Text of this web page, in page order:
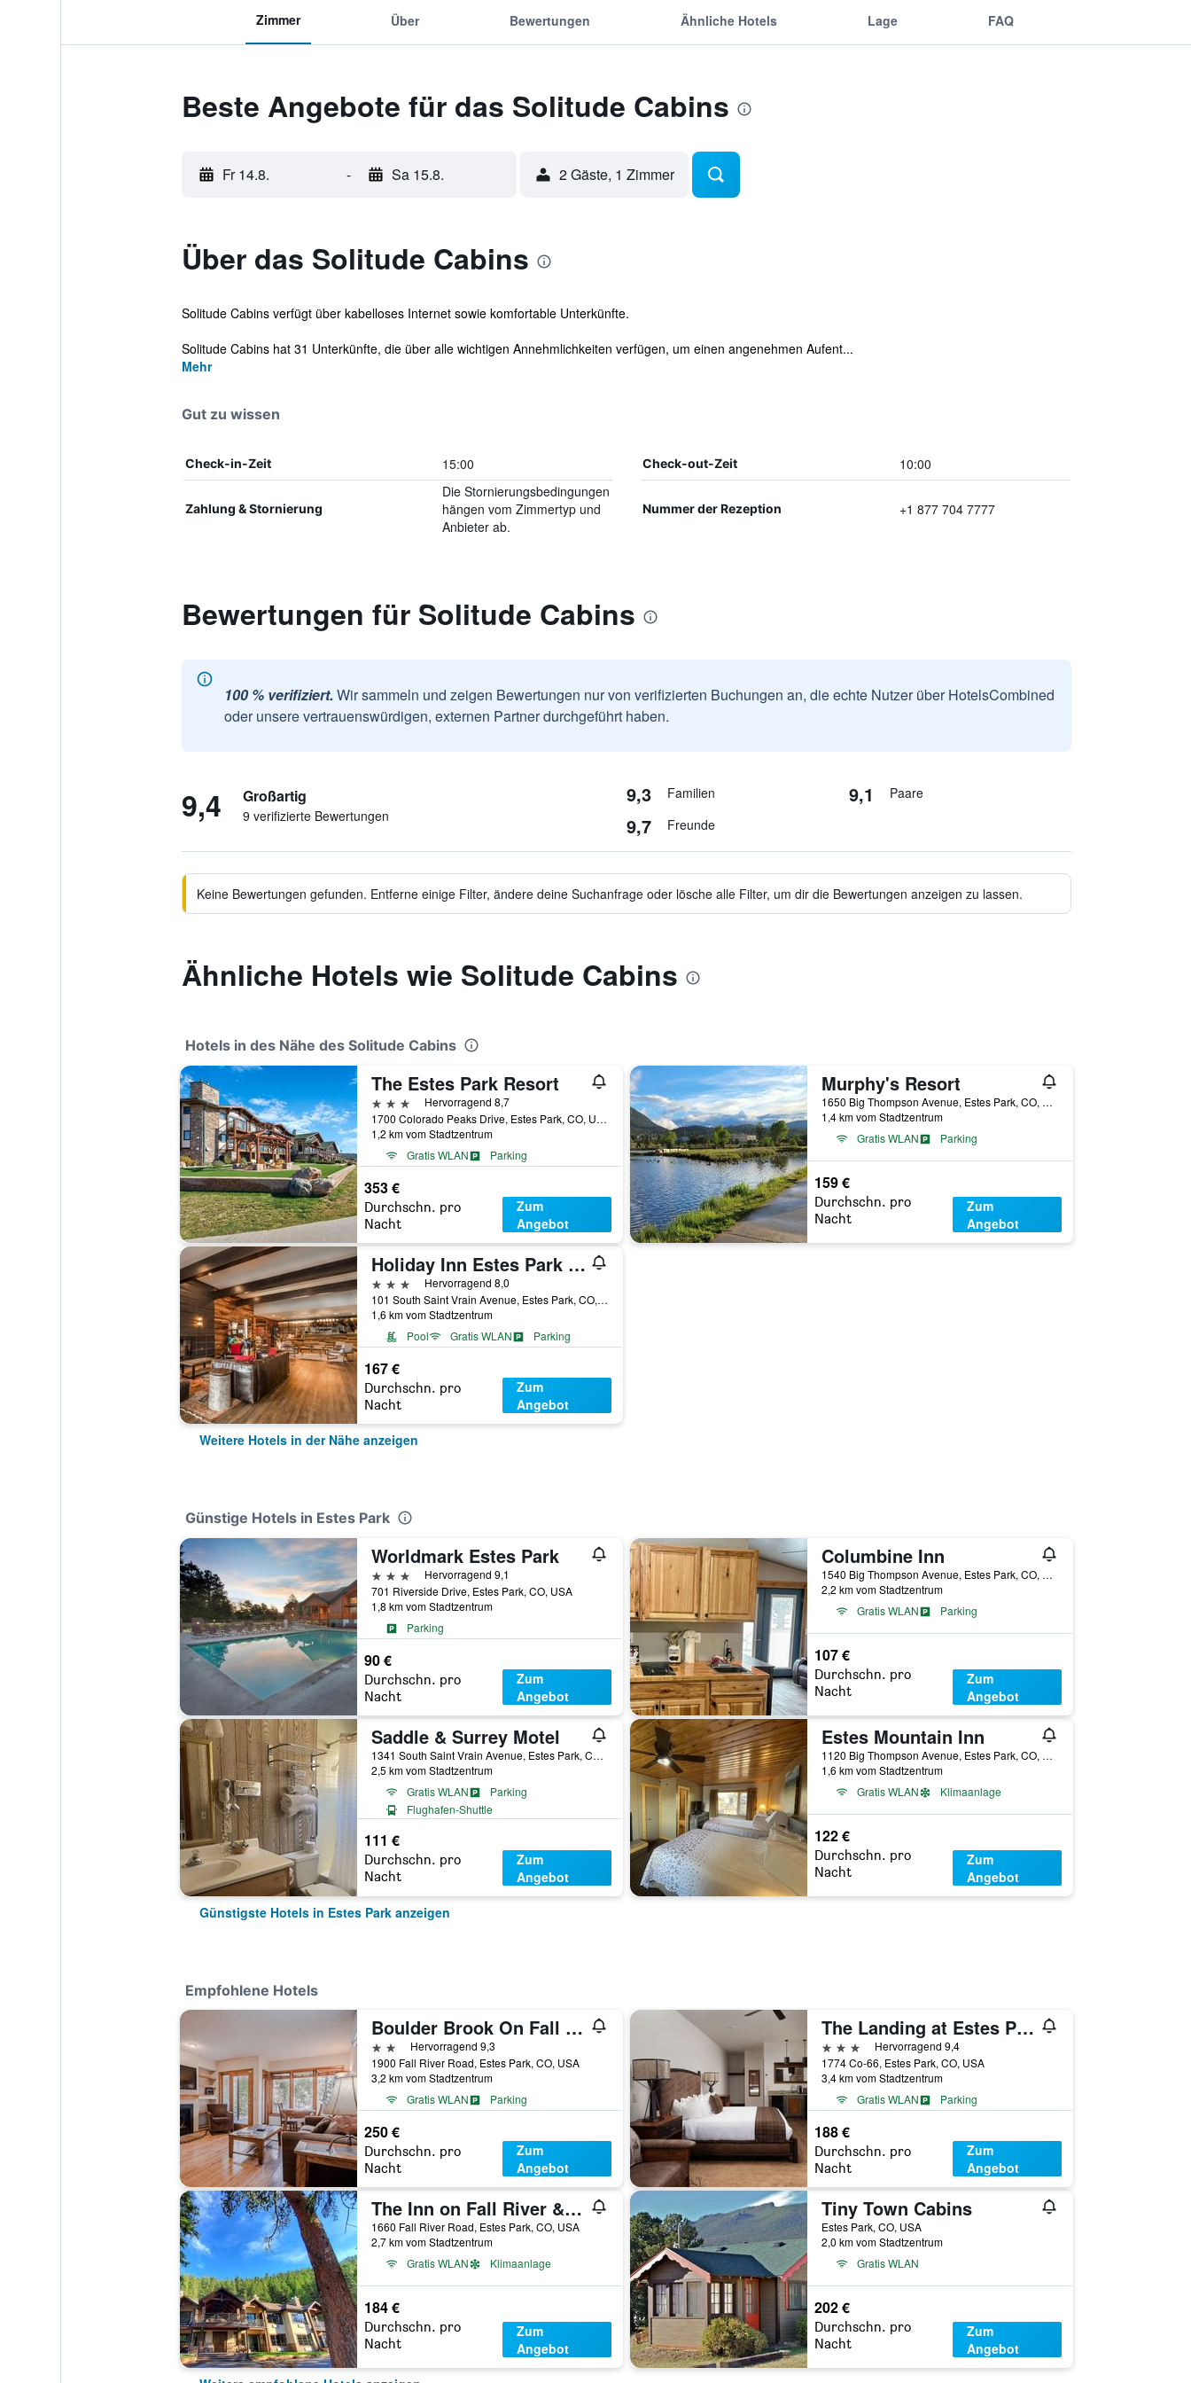
Zimmer Über Bewertungen Ähnliche Hotels Lage FAQ
Beste Angebote für das Solitude Cabins
Fr 14.8. - Sa 15.8. 2 Gäste, 1 Zimmer
Über das Solitude Cabins
Solitude Cabins verfügt über kabelloses Internet sowie komfortable Unterkünfte.
Solitude Cabins hat 31 Unterkünfte, die über alle wichtigen Annehmlichkeiten verfügen, um einen angenehmen Aufent...
Mehr
Gut zu wissen
Check-in-Zeit 15:00 Check-out-Zeit 10:00
Zahlung & Stornierung
Die Stornierungsbedingungen
hängen vom Zimmertyp und
Anbieter ab.
Nummer der Rezeption +1 877 704 7777
Bewertungen für Solitude Cabins
100 % verifiziert. Wir sammeln und zeigen Bewertungen nur von verifizierten Buchungen an, die echte Nutzer über HotelsCombined
oder unsere vertrauenswürdigen, externen Partner durchgeführt haben.
9,4 Großartig
9 verifizierte Bewertungen
9,3 Familien 9,1 Paare
9,7 Freunde
Keine Bewertungen gefunden. Entferne einige Filter, ändere deine Suchanfrage oder lösche alle Filter, um dir die Bewertungen anzeigen zu lassen.
Ähnliche Hotels wie Solitude Cabins
Hotels in des Nähe des Solitude Cabins
The Estes Park Resort
3 Sterne
Hervorragend 8,7
1700 Colorado Peaks Drive, Estes Park, CO, USA
1,2 km vom Stadtzentrum
Gratis WLAN
Parking
353 €
Durchschn. pro
Nacht
Zum
Angebot
Murphy's Resort
1650 Big Thompson Avenue, Estes Park, CO, USA
1,4 km vom Stadtzentrum
Gratis WLAN
Parking
159 €
Durchschn. pro
Nacht
Zum
Angebot
Holiday Inn Estes Park By IHG
3 Sterne
Hervorragend 8,0
101 South Saint Vrain Avenue, Estes Park, CO, USA
1,6 km vom Stadtzentrum
Pool
Gratis WLAN Parking
167 €
Durchschn. pro
Nacht
Zum
Angebot
Weitere Hotels in der Nähe anzeigen
Günstige Hotels in Estes Park
Worldmark Estes Park
3 Sterne
Hervorragend 9,1
701 Riverside Drive, Estes Park, CO, USA
1,8 km vom Stadtzentrum
Parking
90 €
Durchschn. pro
Nacht
Zum
Angebot
Columbine Inn
1540 Big Thompson Avenue, Estes Park, CO, USA
2,2 km vom Stadtzentrum
Gratis WLAN
Parking
107 €
Durchschn. pro
Nacht
Zum
Angebot
Saddle & Surrey Motel
1341 South Saint Vrain Avenue, Estes Park, CO, USA
2,5 km vom Stadtzentrum
Gratis WLAN
Parking
Flughafen-Shuttle
111 €
Durchschn. pro
Nacht
Zum
Angebot
Estes Mountain Inn
1120 Big Thompson Avenue, Estes Park, CO, USA
1,6 km vom Stadtzentrum
Gratis WLAN
Klimaanlage
122 €
Durchschn. pro
Nacht
Zum
Angebot
Günstigste Hotels in Estes Park anzeigen
Empfohlene Hotels
Boulder Brook On Fall River
2 SterneHervorragend 9,3
1900 Fall River Road, Estes Park, CO, USA
3,2 km vom Stadtzentrum
Gratis WLAN
Parking
250 €
Durchschn. pro
Nacht
Zum
Angebot
The Landing at Estes Park - Riverside Retreat
3 Sterne
Hervorragend 9,4
1774 Co-66, Estes Park, CO, USA
3,4 km vom Stadtzentrum
Gratis WLAN
Parking
188 €
Durchschn. pro
Nacht
Zum
Angebot
The Inn on Fall River & Fall River Cabins
1660 Fall River Road, Estes Park, CO, USA
2,7 km vom Stadtzentrum
Gratis WLAN
Klimaanlage
184 €
Durchschn. pro
Nacht
Zum
Angebot
Tiny Town Cabins
Estes Park, CO, USA
2,0 km vom Stadtzentrum
Gratis WLAN
202 €
Durchschn. pro
Nacht
Zum
Angebot